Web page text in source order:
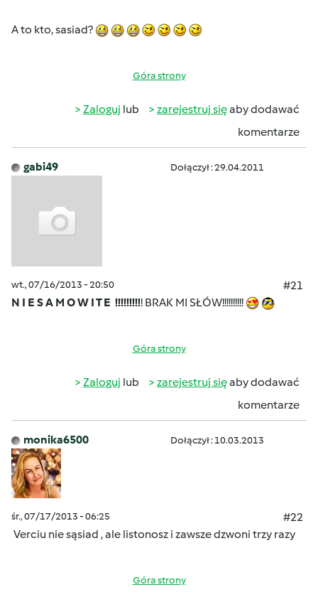
A to kto, sasiad?
Góra strony
Zaloguj lub zarejestruj sięaby dodawać
komentarze
gabi49 Dołączył : 29.04.2011
wt., 07/16/2013 - 20:50
#21
N I E S A M O W I T E !!!!!!!!!! BRAK MI SŁÓW!!!!!!!!!!
Góra strony
Zaloguj lub zarejestruj sięaby dodawać
komentarze
monika6500 Dołączył : 10.03.2013
śr., 07/17/2013 - 06:25
#22
Verciu nie sąsiad , ale listonosz i zawsze dzwoni trzy razy
Góra strony